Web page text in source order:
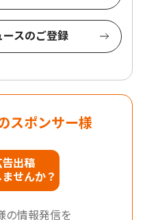
スのご登録
スポンサー様
告出稿
ませんか？
の情報発信を